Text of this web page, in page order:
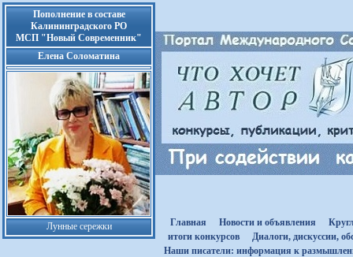
Пополнение в составе
Калининградского РО
МСП "Новый Современник"
Елена Соломатина
Лунные сережки Главная Новости и объявления
итоги конкурсов
Диалоги, дискуссии,
Наши писатели: информация к